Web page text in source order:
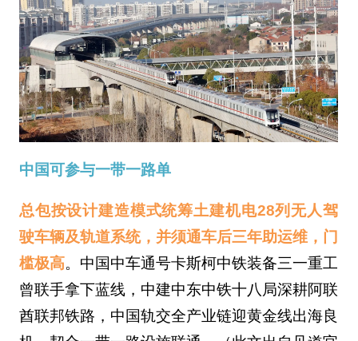
中国可参与一带一路单
总包按设计建造模式统筹土建机电28列无人驾
驶车辆及轨道系统，并须通车后三年助运维，门
槛极高。中国中车通号卡斯柯中铁装备三一重工
曾联手拿下蓝线，中建中东中铁十八局深耕阿联
酋联邦铁路，中国轨交全产业链迎黄金线出海良